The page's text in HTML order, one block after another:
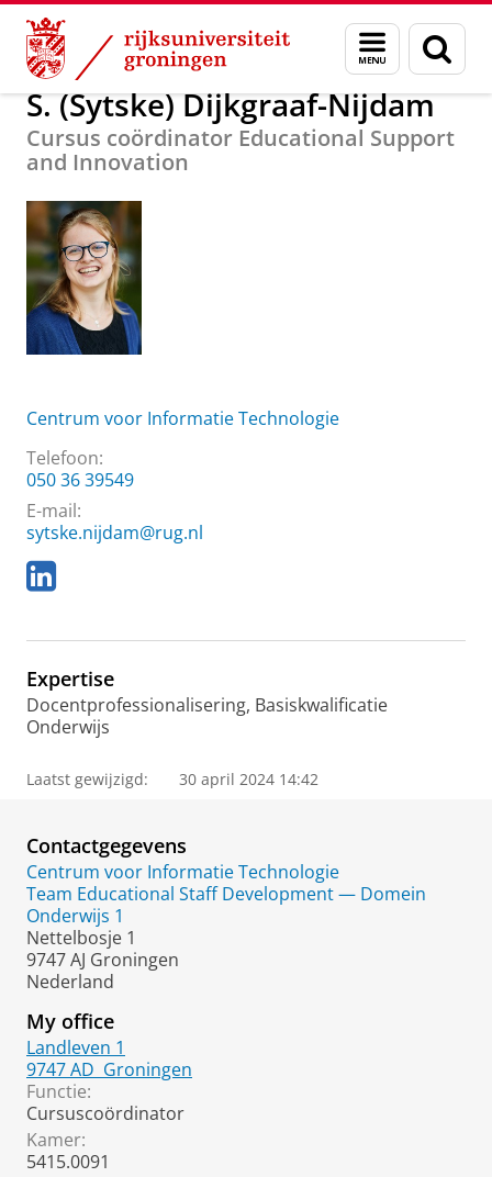
Skip
Content
Skip
Navigation
Menu
en
zoeken
Over ons S. (Sytske) Dijkgraaf-Nijdam
S. (Sytske) Dijkgraaf-Nijdam
Cursus coördinator Educational Support
and Innovation
Centrum voor Informatie Technologie
Telefoon:
050 36 39549
E-mail:
sytske.nijdam@rug.nl
L
i
k
d
I
n
Expertise
Docentprofessionalisering, Basiskwalificatie
Onderwijs
Laatst gewijzigd: 30 april 2024 14:42
Contactgegevens
Centrum voor Informatie Technologie
Team Educational Staff Development — Domein
Onderwijs 1
Nettelbosje 1
9747 AJ Groningen
Nederland
My office
Landleven 1
9747 AD Groningen
Functie:
Cursuscoördinator
Kamer:
5415.0091